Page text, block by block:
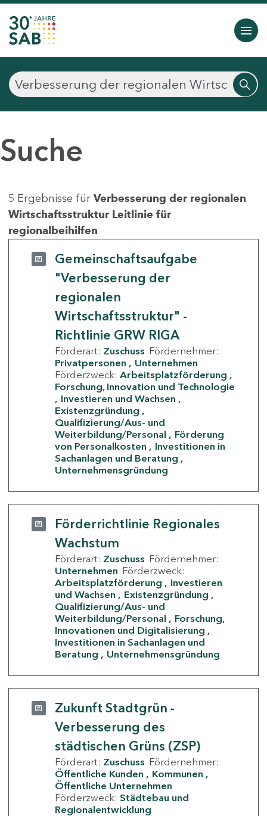
Suche
5 Ergebnisse für Verbesserung der regionalen
Wirtschaftsstruktur Leitlinie für
regionalbeihilfen
Gemeinschaftsaufgabe
"Verbesserung der
regionalen
Wirtschaftsstruktur" -
Richtlinie GRW RIGA
Förderart: Zuschuss Fördernehmer:
Privatpersonen
Unternehmen
Förderzweck: Arbeitsplatzförderung
Forschung, Innovation und Technologie
Investieren und Wachsen
Existenzgründung
Qualifizierung/Aus- und
Weiterbildung/Personal
Förderung
von Personalkosten
Investitionen in
Sachanlagen und Beratung
Unternehmensgründung
Förderrichtlinie Regionales
Wachstum
Förderart: Zuschuss Fördernehmer:
Unternehmen Förderzweck:
Arbeitsplatzförderung
Investieren
und Wachsen
Existenzgründung
Qualifizierung/Aus- und
Weiterbildung/Personal
Forschung,
Innovationen und Digitalisierung
Investitionen in Sachanlagen und
Beratung
Unternehmensgründung
Zukunft Stadtgrün -
Verbesserung des
städtischen Grüns (ZSP)
Förderart: Zuschuss Fördernehmer:
Öffentliche Kunden
Kommunen
Öffentliche Unternehmen
Förderzweck: Städtebau und
Regionalentwicklung